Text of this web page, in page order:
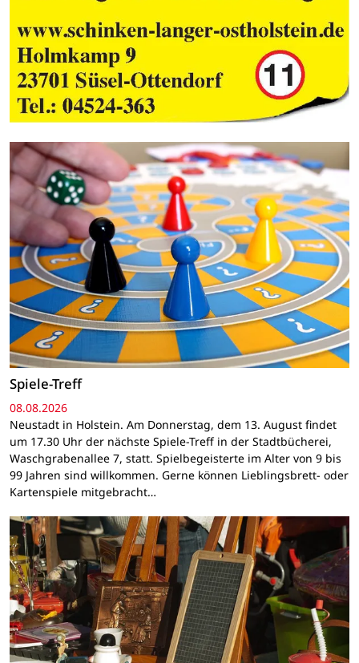
Spiele-Treff
08.08.2026
Neustadt in Holstein. Am Donnerstag, dem 13. August findet
um 17.30 Uhr der nächste Spiele-Treff in der Stadtbücherei,
Waschgrabenallee 7, statt. Spielbegeisterte im Alter von 9 bis
99 Jahren sind willkommen. Gerne können Lieblingsbrett- oder
Kartenspiele mitgebracht…